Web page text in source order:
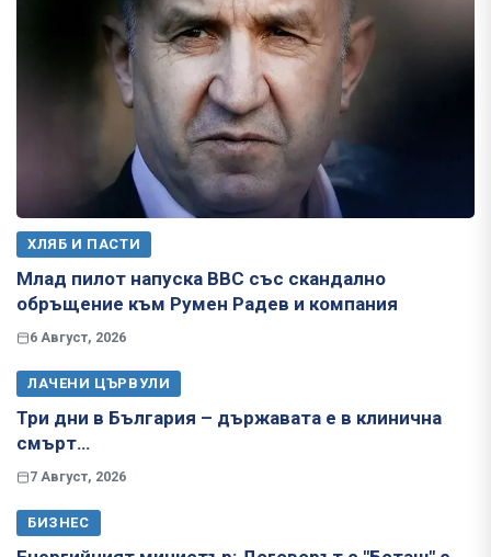
ХЛЯБ И ПАСТИ
Млад пилот напуска ВВС със скандално
обръщение към Румен Радев и компания
6 Август, 2026
ЛАЧЕНИ ЦЪРВУЛИ
Три дни в България – държавата е в клинична
смърт…
7 Август, 2026
БИЗНЕС